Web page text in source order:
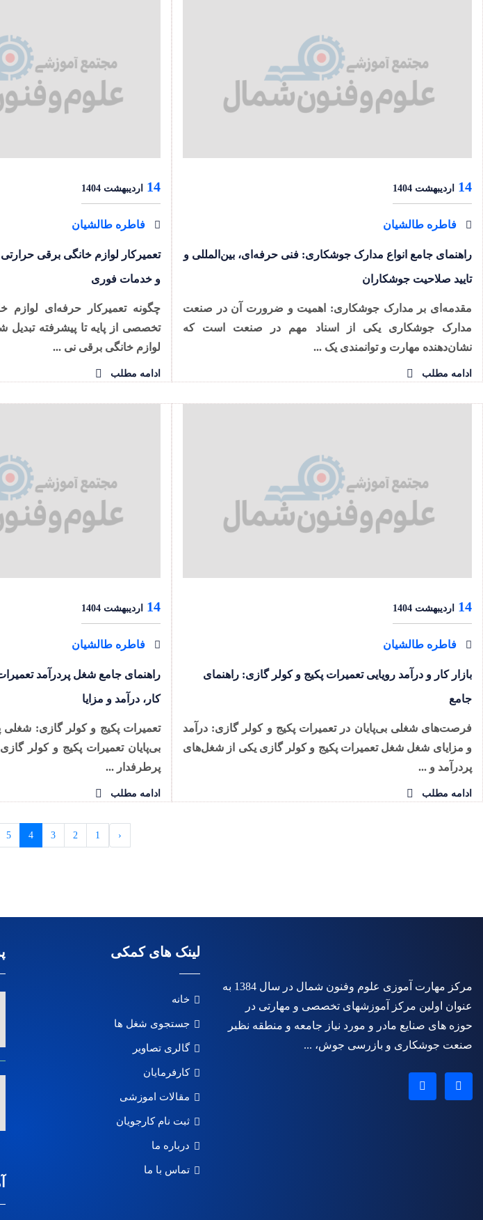
14 اردیبهشت 1404
فاطره طالشیان
راهنمای جامع انواع مدارک جوشکاری: فنی حرفه‌ای، بین‌المللی و
تایید صلاحیت جوشکاران
مقدمه‌ای بر مدارک جوشکاری: اهمیت و ضرورت آن در صنعت
مدارک جوشکاری یکی از اسناد مهم در صنعت است که
نشان‌دهنده مهارت و توانمندی یک ...
ادامه مطلب
14 اردیبهشت 1404
فاطره طالشیان
تعمیرکار لوازم خانگی برقی
و خدمات فوری
چگونه تعمیرکار حرفه‌ای
تخصصی از پایه تا پیشرفته تبدیل
لوازم خانگی برقی نی ...
ادامه مطلب
14 اردیبهشت 1404
فاطره طالشیان
بازار کار و درآمد رویایی تعمیرات پکیج و کولر گازی: راهنمای
جامع
فرصت‌های شغلی بی‌پایان در تعمیرات پکیج و کولر گازی: درآمد
و مزایای شغل شغل تعمیرات پکیج و کولر گازی یکی از شغل‌های
پردرآمد و ...
ادامه مطلب
14 اردیبهشت 1404
فاطره طالشیان
راهنمای جامع شغل پردرآمد
کار، درآمد و مزایا
تعمیرات پکیج و کولر گازی:
بی‌پایان تعمیرات پکیج و کولر
پرطرفدار ...
ادامه مطلب
‹
1
2
3
4
5
مرکز مهارت آموزی علوم وفنون شمال در سال 1384 به
عنوان اولین مرکز آموزشهای تخصصی و مهارتی در
حوزه های صنایع مادر و مورد نیاز جامعه و منطقه نظیر
صنعت جوشکاری و بازرسی جوش، ...
لینک های کمکی
خانه
جستجوی شغل ها
گالری تصاویر
کارفرمایان
مقالات اموزشی
ثبت نام کارجویان
درباره ما
تماس با ما